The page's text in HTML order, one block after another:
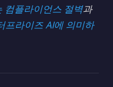
컴플라이언스 절벽과
프라이즈 AI에 의미하